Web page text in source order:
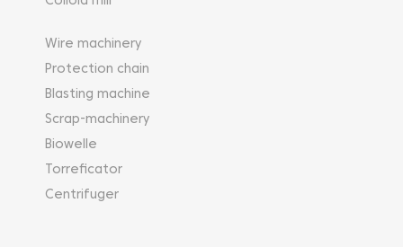
Wire machinery
Protection chain
Blasting machine
Scrap-machinery
Biowelle
Torreficator
Centrifuger